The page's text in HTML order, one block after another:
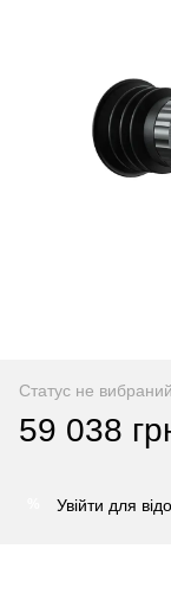
Статус не вибраний
59 038
Увійти для